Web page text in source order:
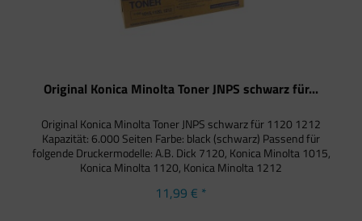
Original Konica Minolta Toner JNPS schwarz für...
Original Konica Minolta Toner JNPS schwarz für 1120 1212
Kapazität: 6.000 Seiten Farbe: black (schwarz) Passend für
folgende Druckermodelle: A.B. Dick 7120, Konica Minolta 1015,
Konica Minolta 1120, Konica Minolta 1212
11,99 € *